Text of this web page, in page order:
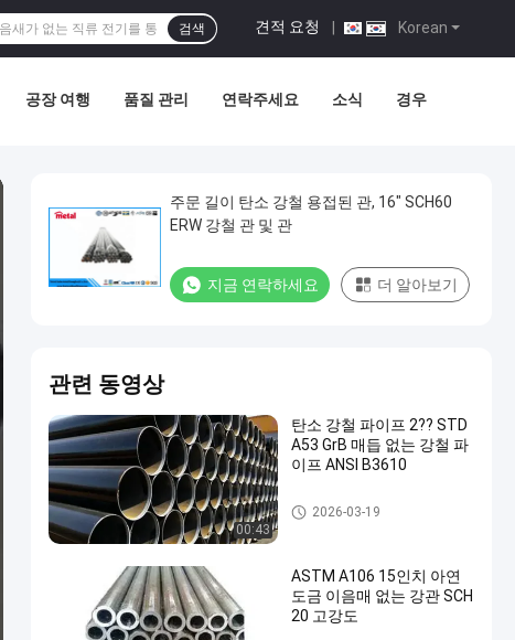
Korean
견적 요청
검색
공장 여행 품질 관리 연락주세요 소식 경우
주문 길이 탄소 강철 용접된 관, 16" SCH60
ERW 강철 관 및 관
지금 연락하세요 더 알아보기
관련 동영상
00:43
탄소 강철 파이프 2?? STD
A53 GrB 매듭 없는 강철 파
이프 ANSI B3610
원활한 강철 파이프
2026-03-19
ASTM A106 15인치 아연
도금 이음매 없는 강관 SCH
20 고강도